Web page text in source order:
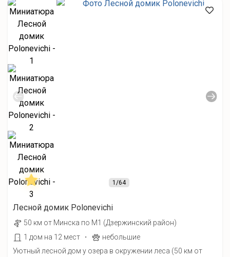
1/64
Лесной домик Polonevichi
50 км от Минска по М1 (Дзержинский район)
1 дом на 12 мест
·
небольшие
Уютный лесной дом у озера в окружении леса (50 км от